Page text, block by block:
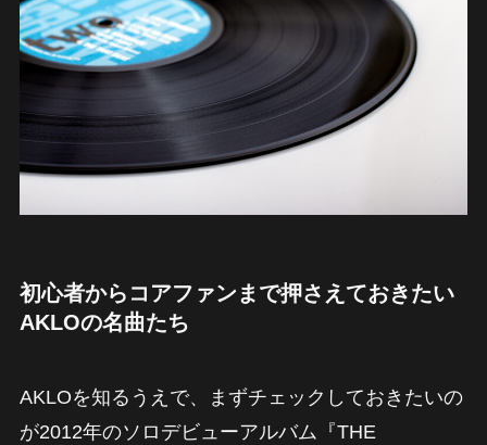
初心者からコアファンまで押さえておきたい
AKLOの名曲たち
AKLOを知るうえで、まずチェックしておきたいの
が2012年のソロデビューアルバム『THE